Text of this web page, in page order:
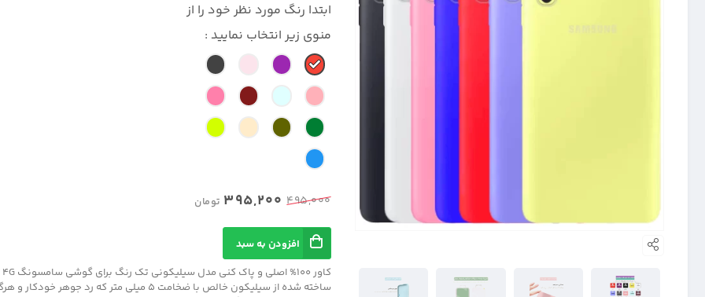
ابتدا رنگ مورد نظر خود را از
منوی زیر انتخاب نمایید :
495,000
395,200 تومان
افزودن به سبد
ساخته شده از سیلیکون خالص با ضخامت 5 میلی متر که رد